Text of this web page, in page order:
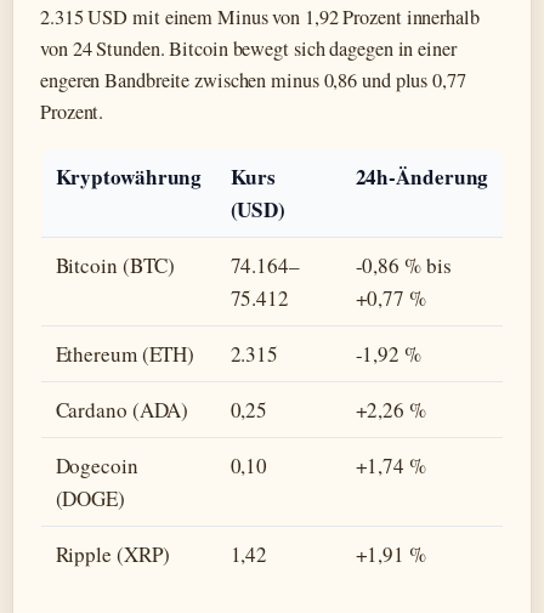
2.315 USD mit einem Minus von 1,92 Prozent innerhalb
von 24 Stunden. Bitcoin bewegt sich dagegen in einer
engeren Bandbreite zwischen minus 0,86 und plus 0,77
Prozent.
Kryptowährung
Kurs
(USD)
24h-Änderung
Bitcoin (BTC)
74.164–
75.412
-0,86 % bis
+0,77 %
Ethereum (ETH)
2.315
-1,92 %
Cardano (ADA)
0,25
+2,26 %
Dogecoin
(DOGE)
0,10 +1,74 %
Ripple (XRP) 1,42 +1,91 %